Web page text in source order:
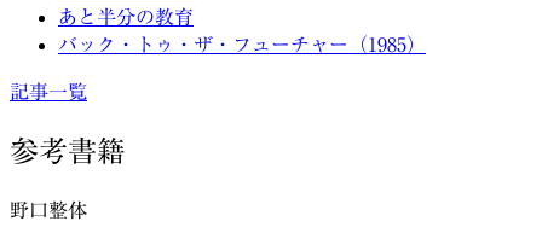
あと半分の教育
バック・トゥ・ザ・フューチャー（1985）
記事一覧
参考書籍
野口整体